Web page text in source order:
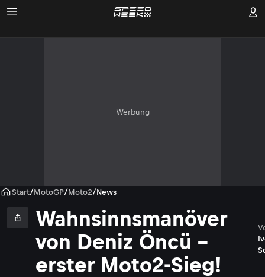
Werbung
Start/MotoGP/Moto2/News
Wahnsinnsmanöver
von Deniz Öncü –
erster Moto2-Sieg!